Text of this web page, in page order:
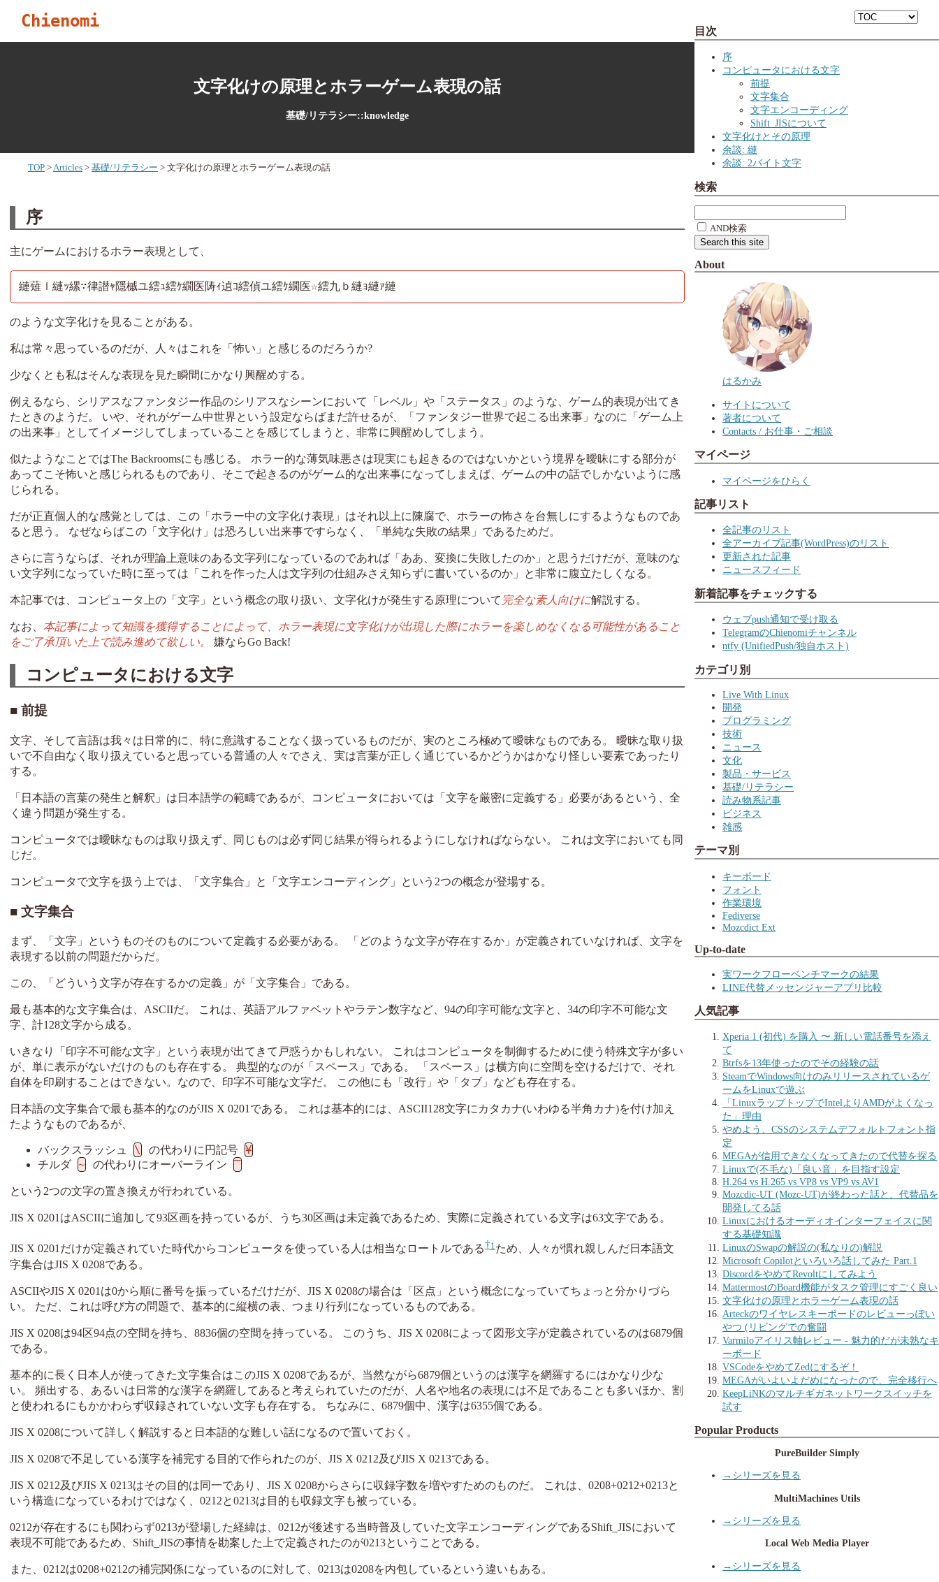
Chienomi
文字化けの原理とホラーゲーム表現の話
基礎/リテラシー::knowledge
TOP Articles 基礎/リテラシー 文字化けの原理とホラーゲーム表現の話
序
主にゲームにおけるホラー表現として、
縺薙ｌ縺ｯ縲∵律譛ｬ隱槭ユ繧ｭ繧ｹ繝医陦ｨ遉ｺ繧偵ユ繧ｹ繝医☆繧九ｂ縺ｮ縺ｧ縺
のような文字化けを見ることがある。
私は常々思っているのだが、人々はこれを「怖い」と感じるのだろうか?
少なくとも私はそんな表現を見た瞬間にかなり興醒めする。
例えるなら、シリアスなファンタジー作品のシリアスなシーンにおいて「レベル」や「ステータス」のような、ゲーム的表現が出てき
たときのようだ。 いや、それがゲーム中世界という設定ならばまだ許せるが、「ファンタジー世界で起こる出来事」なのに「ゲーム上
の出来事」としてイメージしてしまっていることを感じてしまうと、非常に興醒めしてしまう。
似たようなことではThe Backroomsにも感じる。 ホラー的な薄気味悪さは現実にも起きるのではないかという境界を曖昧にする部分が
あってこそ怖いと感じられるものであり、そこで起きるのがゲーム的な出来事になってしまえば、ゲームの中の話でしかないように感
じられる。
だが正直個人的な感覚としては、この「ホラー中の文字化け表現」はそれ以上に陳腐で、ホラーの怖さを台無しにするようなものであ
ると思う。 なぜならばこの「文字化け」は恐ろしい出来事ですらなく、「単純な失敗の結果」であるためだ。
さらに言うならば、それが理論上意味のある文字列になっているのであれば「ああ、変換に失敗したのか」と思うだけだが、意味のな
い文字列になっていた時に至っては「これを作った人は文字列の仕組みさえ知らずに書いているのか」と非常に腹立たしくなる。
本記事では、コンピュータ上の「文字」という概念の取り扱い、文字化けが発生する原理について 完全な素人向けに解説する。
なお、 本記事によって知識を獲得することによって、ホラー表現に文字化けが出現した際にホラーを楽しめなくなる可能性があること
をご了承頂いた上で読み進めて欲しい。
嫌ならGo Back!
コンピュータにおける文字
前提
文字、そして言語は我々は日常的に、特に意識することなく扱っているものだが、実のところ極めて曖昧なものである。 曖昧な取り扱
いで不自由なく取り扱えていると思っている普通の人々でさえ、実は言葉が正しく通じているかどうかはかなり怪しい要素であったり
する。
「日本語の言葉の発生と解釈」は日本語学の範疇であるが、コンピュータにおいては「文字を厳密に定義する」必要があるという、全
く違う問題が発生する。
コンピュータでは曖昧なものは取り扱えず、同じものは必ず同じ結果が得られるようにしなければならない。 これは文字においても同
じだ。
コンピュータで文字を扱う上では、「文字集合」と「文字エンコーディング」という2つの概念が登場する。
文字集合
まず、「文字」というものそのものについて定義する必要がある。 「どのような文字が存在するか」が定義されていなければ、文字を
表現する以前の問題だからだ。
この、「どういう文字が存在するかの定義」が「文字集合」である。
最も基本的な文字集合は、ASCIIだ。 これは、英語アルファベットやラテン数字など、94の印字可能な文字と、34の印字不可能な文
字、計128文字から成る。
いきなり「印字不可能な文字」という表現が出てきて戸惑うかもしれない。 これはコンピュータを制御するために使う特殊文字が多い
が、単に表示がないだけのものも存在する。 典型的なのが「スペース」である。 「スペース」は横方向に空間を空けるだけで、それ
自体を印刷することはできない。なので、印字不可能な文字だ。 この他にも「改行」や「タブ」なども存在する。
日本語の文字集合で最も基本的なのがJIS X 0201である。 これは基本的には、ASCII128文字にカタカナ(いわゆる半角カナ)を付け加え
たようなものであるが、
バックスラッシュ \ の代わりに円記号 ¥
チルダ ~ の代わりにオーバーライン ‾
という2つの文字の置き換えが行われている。
JIS X 0201はASCIIに追加して93区画を持っているが、うち30区画は未定義であるため、実際に定義されている文字は63文字である。
JIS X 0201だけが定義されていた時代からコンピュータを使っている人は相当なロートルである 1ため、人々が慣れ親しんだ日本語文
字集合はJIS X 0208である。
ASCIIやJIS X 0201は0から順に番号を振っているだけだが、JIS X 0208の場合は「区点」という概念になっていてちょっと分かりづら
い。 ただ、これは呼び方の問題で、基本的に縦横の表、つまり行列になっているものである。
JIS X 0208は94区94点の空間を持ち、8836個の空間を持っている。 このうち、JIS X 0208によって図形文字が定義されているのは6879個
である。
基本的に長く日本人が使ってきた文字集合はこのJIS X 0208であるが、当然ながら6879個というのは漢字を網羅するにはかなり少な
い。 頻出する、あるいは日常的な漢字を網羅してあると考えられていたのだが、人名や地名の表現には不足であることも多いほか、割
と使われるにもかかわらず収録されていない文字も存在する。 ちなみに、6879個中、漢字は6355個である。
JIS X 0208について詳しく解説すると日本語的な難しい話になるので置いておく。
JIS X 0208で不足している漢字を補完する目的で作られたのが、JIS X 0212及びJIS X 0213である。
JIS X 0212及びJIS X 0213はその目的は同一であり、JIS X 0208からさらに収録字数を増やすためのものだ。 これは、0208+0212+0213と
いう構造になっているわけではなく、0212と0213は目的も収録文字も被っている。
0212が存在するにも関わらず0213が登場した経緯は、0212が後述する当時普及していた文字エンコーディングであるShift_JISにおいて
表現不可能であるため、Shift_JISの事情を勘案した上で定義されたのが0213ということである。
また、0212は0208+0212の補完関係になっているのに対して、0213は0208を内包しているという違いもある。
目次
序
コンピュータにおける文字
前提
文字集合
文字エンコーディング
Shift_JISについて
文字化けとその原理
余談: 縺
余談: 2バイト文字
検索
AND検索
About
はるかみ
サイトについて
著者について
Contacts / お仕事・ご相談
マイページ
マイページをひらく
記事リスト
全記事のリスト
全アーカイブ記事(WordPress)のリスト
更新された記事
ニュースフィード
新着記事をチェックする
ウェブpush通知で受け取る
TelegramのChienomiチャンネル
ntfy (UnifiedPush/独自ホスト)
カテゴリ別
Live With Linux
開発
プログラミング
技術
ニュース
文化
製品・サービス
基礎/リテラシー
読み物系記事
ビジネス
雑感
テーマ別
キーボード
フォント
作業環境
Fediverse
Mozcdict Ext
Up-to-date
実ワークフローベンチマークの結果
LINE代替メッセンジャーアプリ比較
人気記事
Xperia 1 (初代) を購入 〜 新しい電話番号を添え
て
Btrfsを13年使ったのでその経験の話
SteamでWindows向けのみリリースされているゲ
ームをLinuxで遊ぶ
「LinuxラップトップでIntelよりAMDがよくなっ
た」理由
やめよう、CSSのシステムデフォルトフォント指
定
MEGAが信用できなくなってきたので代替を探る
Linuxで(不毛な)「良い音」を目指す設定
H.264 vs H.265 vs VP8 vs VP9 vs AV1
Mozcdic-UT (Mozc-UT)が終わった話と、代替品を
開発してる話
Linuxにおけるオーディオインターフェイスに関
する基礎知識
LinuxのSwapの解説の(私なりの)解説
Microsoft Copilotといろいろ話してみた Part.1
DiscordをやめてRevoltにしてみよう
MattermostのBoard機能がタスク管理にすごく良い
文字化けの原理とホラーゲーム表現の話
Arteckのワイヤレスキーボードのレビューっぽい
やつ (リビングでの奮闘
Varmiloアイリス軸レビュー - 魅力的だが未熟なキ
ーボード
VSCodeをやめてZedにするぞ！
MEGAがいよいよだめになったので、完全移行へ
KeepLiNKのマルチギガネットワークスイッチを
試す
Popular Products
PureBuilder Simply
→シリーズを見る
MultiMachines Utils
→シリーズを見る
Local Web Media Player
→シリーズを見る